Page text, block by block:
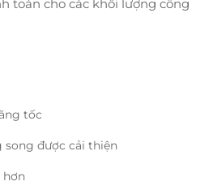
toán cho các khối lượng công
tốc
song được cải thiện
hơn